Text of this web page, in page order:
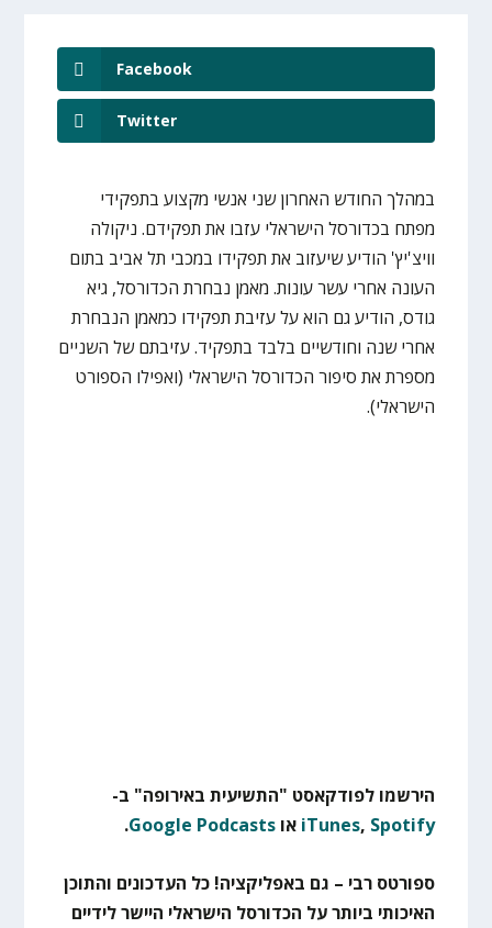
Facebook
Twitter
במהלך החודש האחרון שני אנשי מקצוע בתפקידי
מפתח בכדורסל הישראלי עזבו את תפקידם. ניקולה
וויצ'יץ' הודיע שיעזוב את תפקידו במכבי תל אביב בתום
העונה אחרי עשר עונות. מאמן נבחרת הכדורסל, גיא
גודס, הודיע גם הוא על עזיבת תפקידו כמאמן הנבחרת
אחרי שנה וחודשיים בלבד בתפקיד. עזיבתם של השניים
מספרת את סיפור הכדורסל הישראלי (ואפילו הספורט
הישראלי).
הירשמו לפודקאסט "התשיעית באירופה" ב-
iTunes, Spotify אוGoogle Podcasts
.
ספורטס רבי – גם באפליקציה! כל העדכונים והתוכן
האיכותי ביותר על הכדורסל הישראלי היישר לידיים